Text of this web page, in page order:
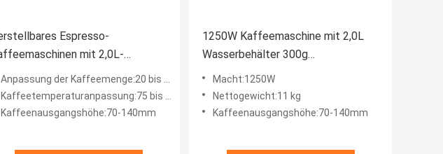
Espresso-
mit 2,0L-
und anpassbarer
Anpassung der Kaffeemenge:20 bis 250 ml
Kaffeetemperaturanpassung:75 bis 95 °C
Kaffeenausgangshöhe:70-140mm
1250W Kaffeemaschine mit 2,0L
Wasserbehälter 300g
Bohnenbehälter und 70-140mm
Kaffeenausgangshöhe
Macht:1250W
Nettogewicht:11 kg
Kaffeenausgangshöhe:70-140mm